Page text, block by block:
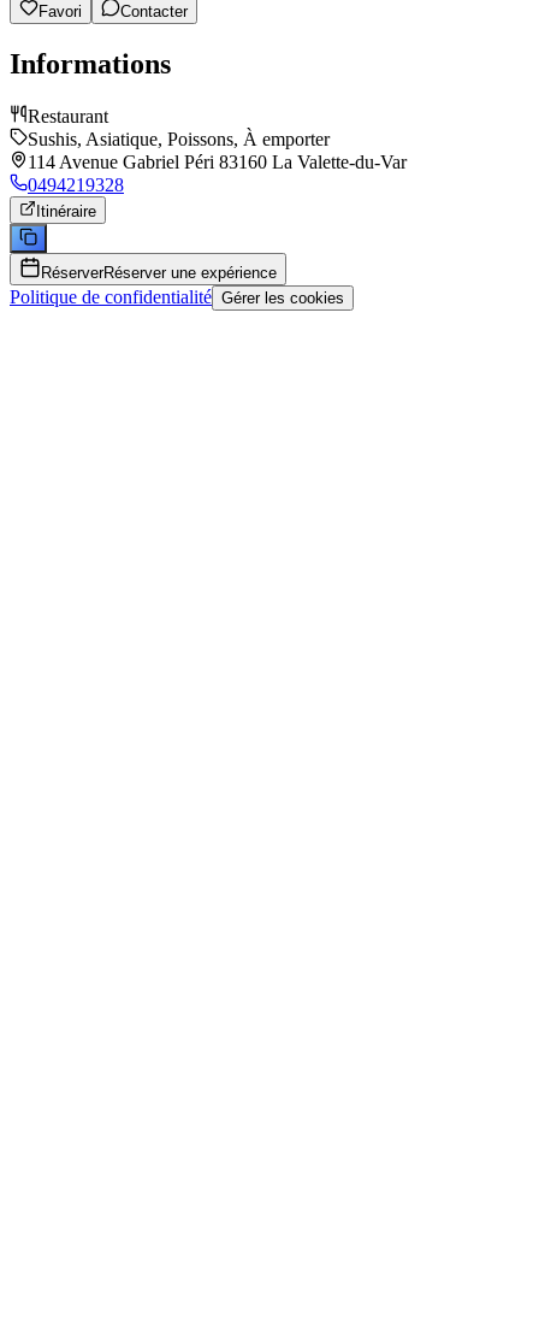
Favori
Contacter
Informations
Restaurant
Sushis, Asiatique, Poissons, À emporter
114 Avenue Gabriel Péri 83160 La Valette-du-Var
0494219328
Itinéraire
RéserverRéserver une expérience
Politique de confidentialité Gérer les cookies